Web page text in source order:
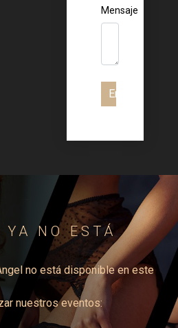
Mensaje
Enviar
YA NO ESTÁ
no está disponible en este
nuestros eventos: